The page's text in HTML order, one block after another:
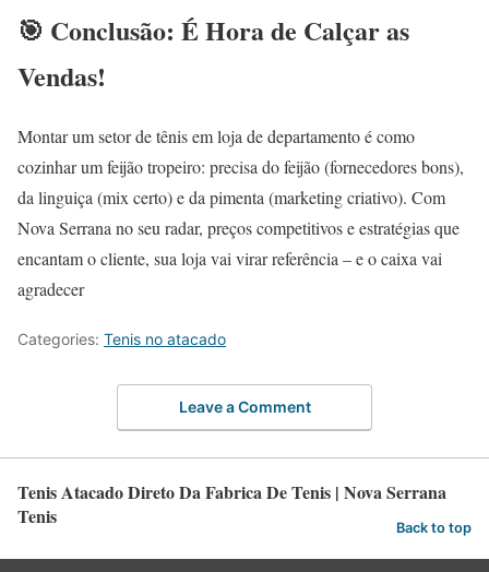
🎯 Conclusão: É Hora de Calçar as
Vendas!
Montar um setor de tênis em loja de departamento é como
cozinhar um feijão tropeiro: precisa do feijão (fornecedores bons),
da linguiça (mix certo) e da pimenta (marketing criativo). Com
Nova Serrana no seu radar, preços competitivos e estratégias que
encantam o cliente, sua loja vai virar referência – e o caixa vai
agradecer
Categories: Tenis no atacado
Leave a Comment
Tenis Atacado Direto Da Fabrica De Tenis | Nova Serrana
Tenis
Back to top